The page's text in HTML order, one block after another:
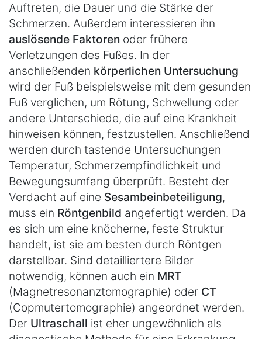
Auftreten, die Dauer und die Stärke der
Schmerzen. Außerdem interessieren ihn
auslösende Faktoren oder frühere
Verletzungen des Fußes. In der
anschließenden körperlichen Untersuchung
wird der Fuß beispielsweise mit dem gesunden
Fuß verglichen, um Rötung, Schwellung oder
andere Unterschiede, die auf eine Krankheit
hinweisen können, festzustellen. Anschließend
werden durch tastende Untersuchungen
Temperatur, Schmerzempfindlichkeit und
Bewegungsumfang überprüft. Besteht der
Verdacht auf eine Sesambeinbeteiligung,
muss ein Röntgenbild angefertigt werden. Da
es sich um eine knöcherne, feste Struktur
handelt, ist sie am besten durch Röntgen
darstellbar. Sind detailliertere Bilder
notwendig, können auch ein MRT
(Magnetresonanztomographie) oder CT
(Copmutertomographie) angeordnet werden.
Der Ultraschall ist eher ungewöhnlich als